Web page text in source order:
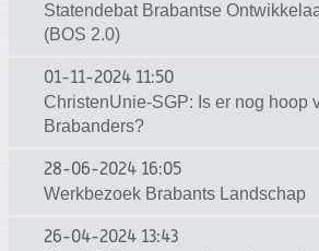
Statendebat Brabantse
(BOS 2.0)
01-11-2024 11:50
ChristenUnie-SGP: Is er nog hoop
Brabanders?
28-06-2024 16:05
Werkbezoek Brabants Landschap
26-04-2024 13:43